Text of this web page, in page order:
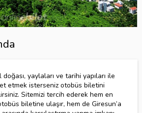
yaylaları ve tarihi yapıları ile
etmek isterseniz otobüs biletini
Sitemizi tercih ederek hem en
biletine ulaşır, hem de Giresun’a